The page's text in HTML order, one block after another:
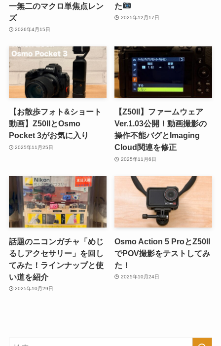
一無二のマクロ単焦点レン
ズ
2026年4月15日
た
2025年12月17日
【お散歩フォト&ショート
動画】Z50IIとOsmo
Pocket 3がお気に入り
2025年11月25日
【Z50II】ファームウェア
Ver.1.03公開！動画撮影の
操作不能バグとImaging
Cloud関連を修正
2025年11月6日
話題のニコンガチャ「めじ
るしアクセサリー」を回し
てみた！ラインナップと使
い道を紹介
2025年10月29日
Osmo Action 5 ProとZ50II
でPOV撮影をテストしてみ
た！
2025年10月24日